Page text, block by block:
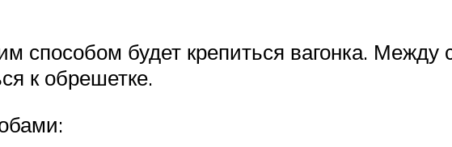
способом будет крепиться вагонка.
к обрешетке.